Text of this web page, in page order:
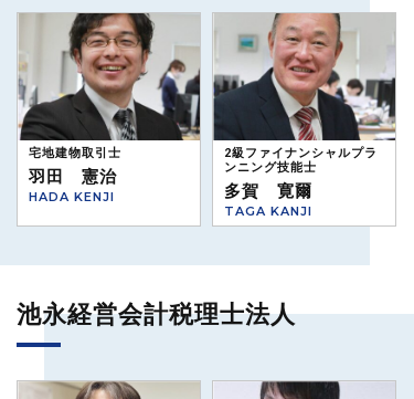
宅地建物取引士
羽田 憲治
HADA KENJI
2級ファイナンシャルプラ
ンニング技能士
多賀 寛爾
TAGA KANJI
池永経営会計税理士法人